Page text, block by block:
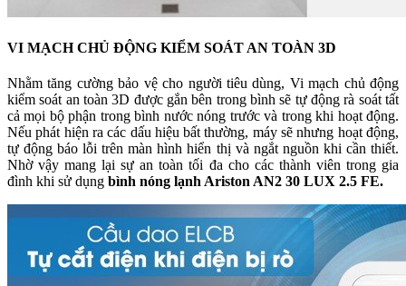
VI MẠCH CHỦ ĐỘNG KIỂM SOÁT AN TOÀN 3D
Nhằm tăng cường bảo vệ cho người tiêu dùng, Vi mạch chủ động
kiểm soát an toàn 3D được gắn bên trong bình sẽ tự động rà soát tất
cả mọi bộ phận trong bình nước nóng trước và trong khi hoạt động.
Nếu phát hiện ra các dấu hiệu bất thường, máy sẽ nhưng hoạt động,
tự động báo lỗi trên màn hình hiển thị và ngắt nguồn khi cần thiết.
Nhờ vậy mang lại sự an toàn tối đa cho các thành viên trong gia
đình khi sử dụng bình nóng lạnh Ariston AN2 30 LUX 2.5 FE.